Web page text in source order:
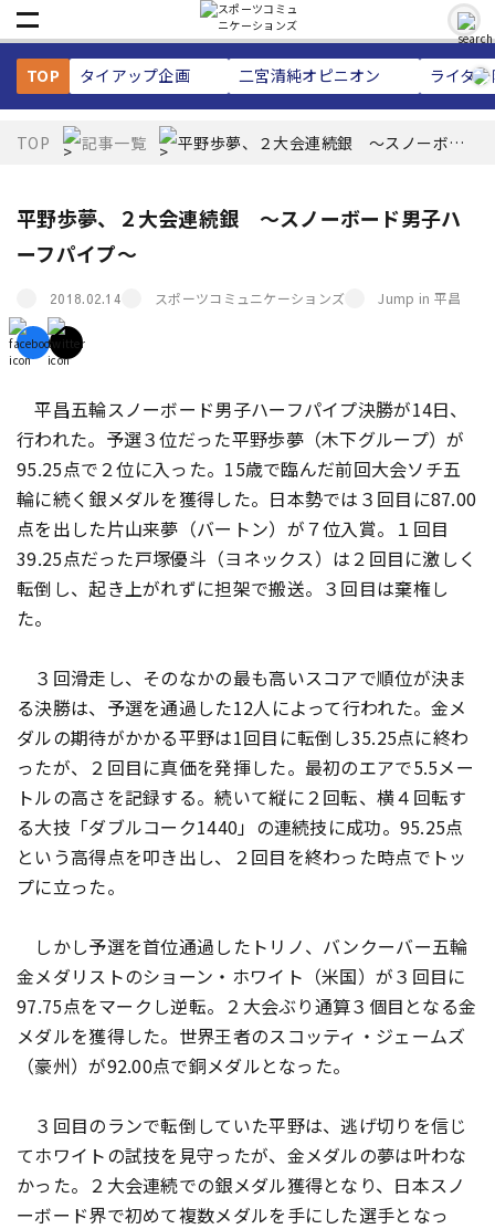
TOP タイアップ企画 二宮清純オピニオン ライタ
TOP 記事一覧 平野歩夢、２大会連続銀 ～スノーボー
平野歩夢、２大会連続銀 ～スノーボード男子ハ
ーフパイプ～
2018.02.14 スポーツコミュニケーションズ Jump in 平昌
平昌五輪スノーボード男子ハーフパイプ決勝が14日、
行われた。予選３位だった平野歩夢（木下グループ）が
95.25点で２位に入った。15歳で臨んだ前回大会ソチ五
輪に続く銀メダルを獲得した。日本勢では３回目に87.00
点を出した片山来夢（バートン）が７位入賞。１回目
39.25点だった戸塚優斗（ヨネックス）は２回目に激しく
転倒し、起き上がれずに担架で搬送。３回目は棄権し
た。
３回滑走し、そのなかの最も高いスコアで順位が決ま
る決勝は、予選を通過した12人によって行われた。金メ
ダルの期待がかかる平野は1回目に転倒し35.25点に終わ
ったが、２回目に真価を発揮した。最初のエアで5.5メー
トルの高さを記録する。続いて縦に２回転、横４回転す
る大技「ダブルコーク1440」の連続技に成功。95.25点
という高得点を叩き出し、２回目を終わった時点でトッ
プに立った。
しかし予選を首位通過したトリノ、バンクーバー五輪
金メダリストのショーン・ホワイト（米国）が３回目に
97.75点をマークし逆転。２大会ぶり通算３個目となる金
メダルを獲得した。世界王者のスコッティ・ジェームズ
（豪州）が92.00点で銅メダルとなった。
３回目のランで転倒していた平野は、逃げ切りを信じ
てホワイトの試技を見守ったが、金メダルの夢は叶わな
かった。２大会連続での銀メダル獲得となり、日本スノ
ーボード界で初めて複数メダルを手にした選手となっ